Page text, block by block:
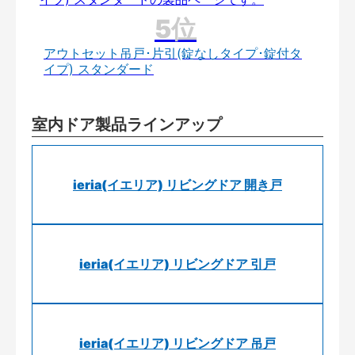
アウトセット吊戸･片引(錠なしタイプ･錠付タ
イプ) スタンダード
室内ドア製品ラインアップ
ieria(イエリア) リビングドア 開き戸
ieria(イエリア) リビングドア 引戸
ieria(イエリア) リビングドア 吊戸